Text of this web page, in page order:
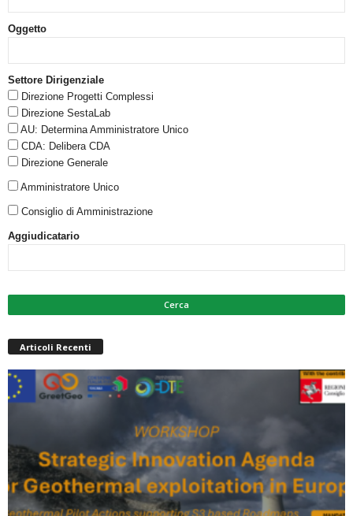
Oggetto
Settore Dirigenziale
Direzione Progetti Complessi
Direzione SestaLab
AU: Determina Amministratore Unico
CDA: Delibera CDA
Direzione Generale
Amministratore Unico
Consiglio di Amministrazione
Aggiudicatario
Articoli Recenti